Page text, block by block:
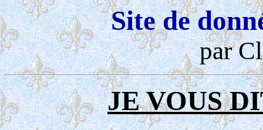
Site de
par
JE VOUS